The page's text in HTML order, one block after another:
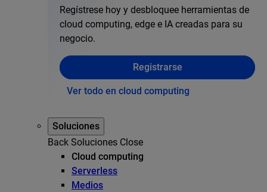
Regístrese hoy y desbloquee herramientas de
cloud computing, edge e IA creadas para su
negocio.
Registrarse
Ver todo en cloud computing
Soluciones
Back Soluciones Close
Cloud computing
Serverless
Medios